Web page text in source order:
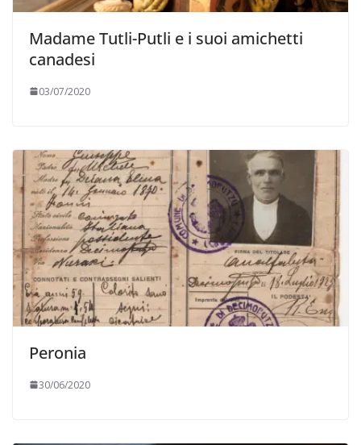
Madame Tutli-Putli e i suoi amichetti
canadesi
03/07/2020
Peronia
30/06/2020